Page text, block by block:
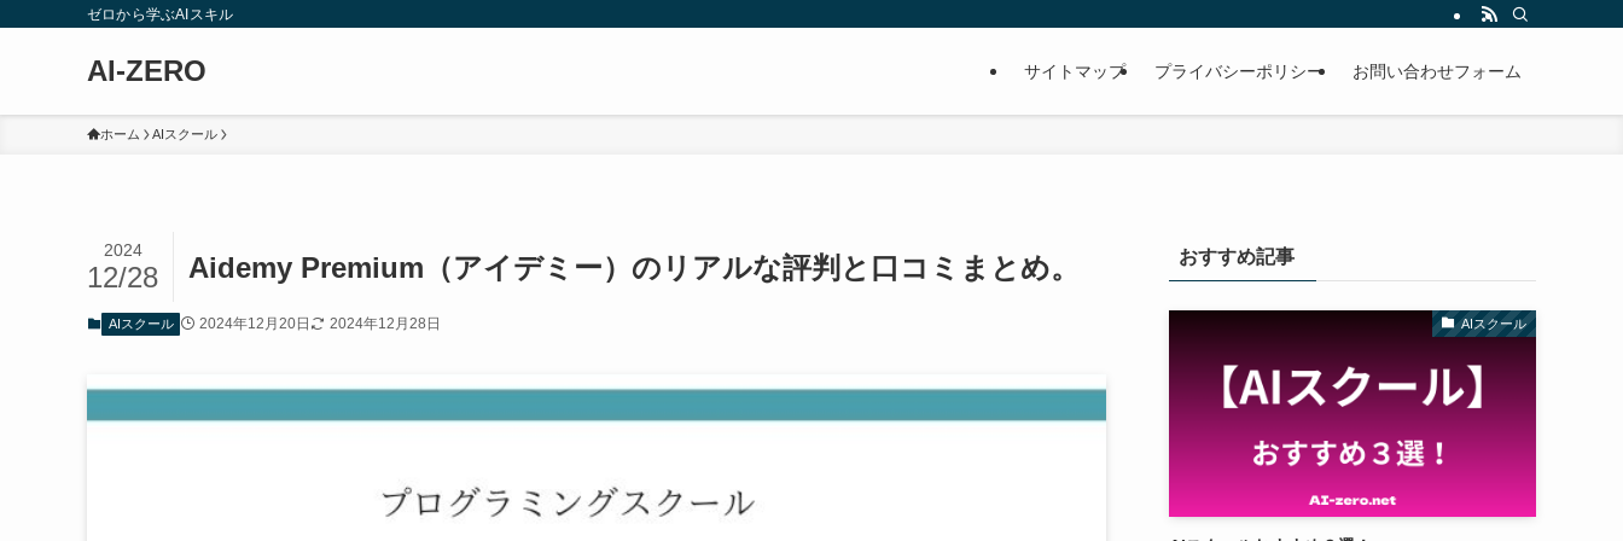
ゼロから学ぶAIスキル
AI-ZERO サイトマップ プライバシーポリシー お問い合わせフォーム
ホーム AIスクール
Aidemy Premium（アイデミー）のリアルな評判と口コミまとめ。
2024
12/28
AIスクール 2024年12月20日 2024年12月28日
おすすめ記事
AIスクール